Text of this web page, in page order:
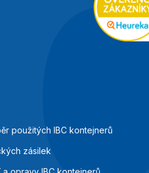
použitých IBC kontejnerů
zásilek